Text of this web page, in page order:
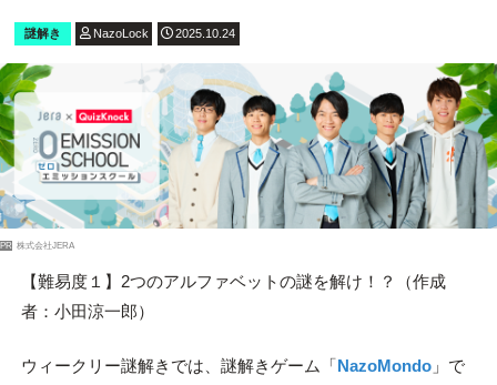
謎解き NazoLock 2025.10.24
PR 株式会社JERA
【難易度１】2つのアルファベットの謎を解け！？（作成
者：小田涼一郎）
ウィークリー謎解きでは、謎解きゲーム「 NazoMondo」で